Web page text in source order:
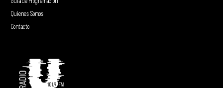
Quienes Somos
Contacto